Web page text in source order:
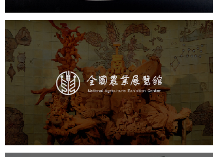
农业展览馆
文化艺术 展馆网站建设
博物馆展厅设计
数字博物馆建设
展厅空间设计
企业展厅设计
公司展厅设计
北京展厅设计 产品展厅设计